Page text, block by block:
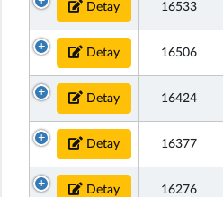
Detay 16533
Detay 16506
Detay 16424
Detay 16377
Detay 16276